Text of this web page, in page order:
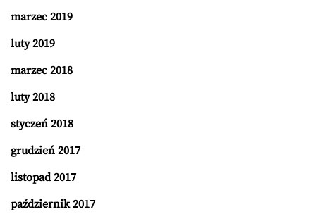
marzec 2019
luty 2019
marzec 2018
luty 2018
styczeń 2018
grudzień 2017
listopad 2017
październik 2017